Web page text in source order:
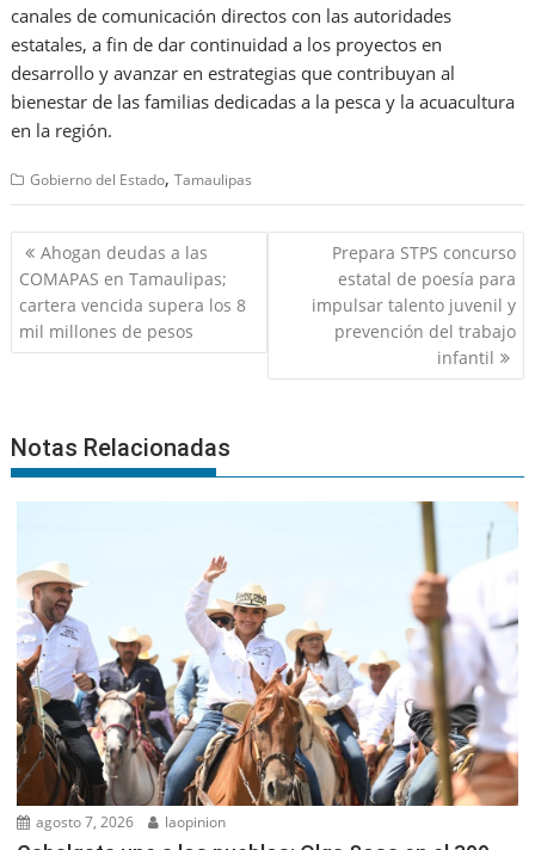
canales de comunicación directos con las autoridades
estatales, a fin de dar continuidad a los proyectos en
desarrollo y avanzar en estrategias que contribuyan al
bienestar de las familias dedicadas a la pesca y la acuacultura
en la región.
Gobierno del Estado,Tamaulipas
Navegación
de
entradas
Ahogan deudas a las
COMAPAS en Tamaulipas;
cartera vencida supera los 8
mil millones de pesos
Prepara STPS concurso
estatal de poesía para
impulsar talento juvenil y
prevención del trabajo
infantil
Notas Relacionadas
agosto 7, 2026 laopinion